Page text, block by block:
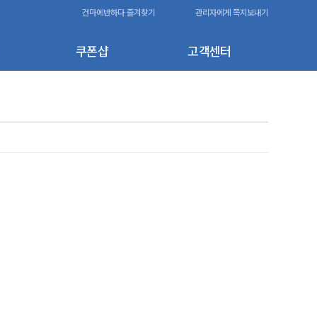
쿠폰샵 고객센터
건마에반하다 즐겨찾기 관리자에게 쪽지보내기